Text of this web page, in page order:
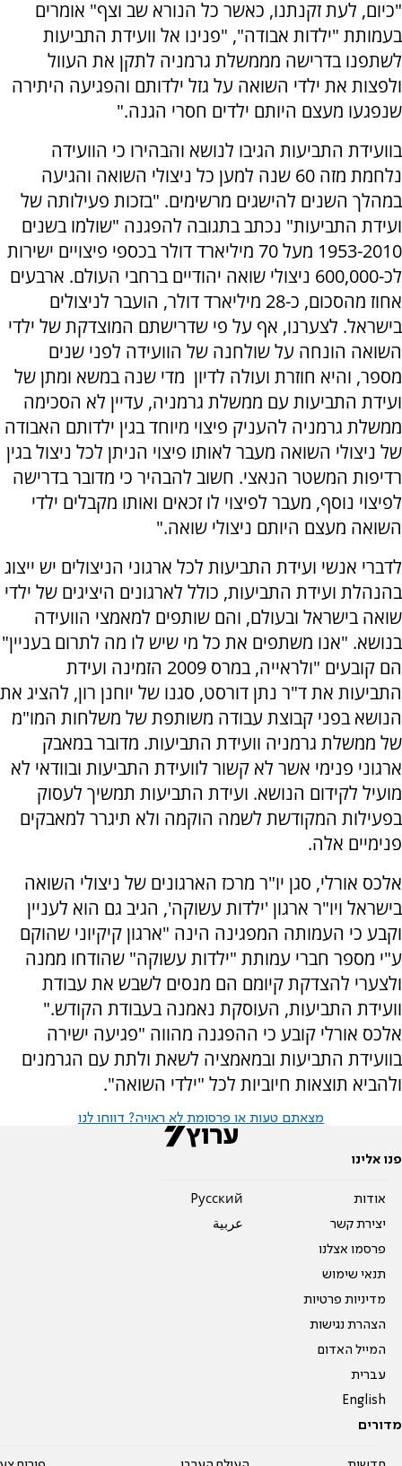
"כיום, לעת זקנתנו, כאשר כל הנורא שב וצף" אומרים
בעמותת "ילדות אבודה", "פנינו אל וועידת התביעות
לשתפנו בדרישה מממשלת גרמניה לתקן את העוול
ולפצות את ילדי השואה על גזל ילדותם והפגיעה היתירה
שנפגעו מעצם היותם ילדים חסרי הגנה."
בוועידת התביעות הגיבו לנושא והבהירו כי הוועידה
נלחמת מזה 60 שנה למען כל ניצולי השואה והגיעה
במהלך השנים להישגים מרשימים. "בזכות פעילותה של
ועידת התביעות" נכתב בתגובה להפגנה "שולמו בשנים
1953-2010 מעל 70 מיליארד דולר בכספי פיצויים ישירות
לכ-600,000 ניצולי שואה יהודיים ברחבי העולם. ארבעים
אחוז מהסכום, כ-28 מיליארד דולר, הועבר לניצולים
בישראל. לצערנו, אף על פי שדרישתם המוצדקת של ילדי
השואה הונחה על שולחנה של הוועידה לפני שנים
מספר, והיא חוזרת ועולה לדיון מדי שנה במשא ומתן של
ועידת התביעות עם ממשלת גרמניה, עדיין לא הסכימה
ממשלת גרמניה להעניק פיצוי מיוחד בגין ילדותם האבודה
של ניצולי השואה מעבר לאותו פיצוי הניתן לכל ניצול בגין
רדיפות המשטר הנאצי. חשוב להבהיר כי מדובר בדרישה
לפיצוי נוסף, מעבר לפיצוי לו זכאים ואותו מקבלים ילדי
השואה מעצם היותם ניצולי שואה."
לדברי אנשי ועידת התביעות לכל ארגוני הניצולים יש ייצוג
בהנהלת ועידת התביעות, כולל לארגונים היציגים של ילדי
שואה בישראל ובעולם, והם שותפים למאמצי הוועידה
בנושא. "אנו משתפים את כל מי שיש לו מה לתרום בעניין"
הם קובעים "ולראייה, במרס 2009 הזמינה ועידת
התביעות את ד"ר נתן דורסט, סגנו של יוחנן רון, להציג את
הנושא בפני קבוצת עבודה משותפת של משלחות המו"מ
של ממשלת גרמניה וועידת התביעות. מדובר במאבק
ארגוני פנימי אשר לא קשור לוועידת התביעות ובוודאי לא
מועיל לקידום הנושא. ועידת התביעות תמשיך לעסוק
בפעילות המקודשת לשמה הוקמה ולא תיגרר למאבקים
פנימיים אלה.
אלכס אורלי, סגן יו"ר מרכז הארגונים של ניצולי השואה
בישראל ויו"ר ארגון 'ילדות עשוקה', הגיב גם הוא לעניין
וקבע כי העמותה המפגינה הינה "ארגון קיקיוני שהוקם
ע"י מספר חברי עמותת "ילדות עשוקה" שהודחו ממנה
ולצערי להצדקת קיומם הם מנסים לשבש את עבודת
וועידת התביעות, העוסקת נאמנה בעבודת הקודש."
אלכס אורלי קובע כי ההפגנה מהווה "פגיעה ישירה
בוועידת התביעות ובמאמציה לשאת ולתת עם הגרמנים
ולהביא תוצאות חיוביות לכל "ילדי השואה".
מצאתם טעות או פרסומת לא ראויה? דווחו לנו
פנו אלינו
אודות
יצירת קשר
פרסמו אצלנו
תנאי שימוש
מדיניות פרטיות
הצהרת נגישות
המייל האדום
עברית
English
Pусский
عربية
מדורים